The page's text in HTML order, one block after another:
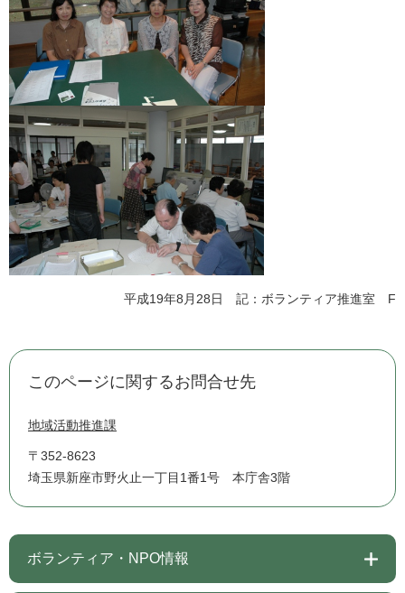
平成19年8月28日 記：ボランティア推進室 F
このページに関するお問合せ先
地域活動推進課
〒352-8623
埼玉県新座市野火止一丁目1番1号 本庁舎3階
ボランティア・NPO情報